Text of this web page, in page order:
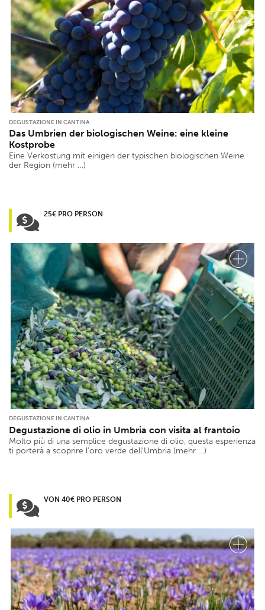
DEGUSTAZIONE IN CANTINA
Das Umbrien der biologischen Weine: eine kleine
Kostprobe
Eine Verkostung mit einigen der typischen biologischen Weine
der Region (mehr …)
25€ PRO PERSON
DEGUSTAZIONE IN CANTINA
Degustazione di olio in Umbria con visita al frantoio
Molto più di una semplice degustazione di olio, questa esperienza
ti porterà a scoprire l'oro verde dell'Umbria (mehr …)
VON 40€ PRO PERSON